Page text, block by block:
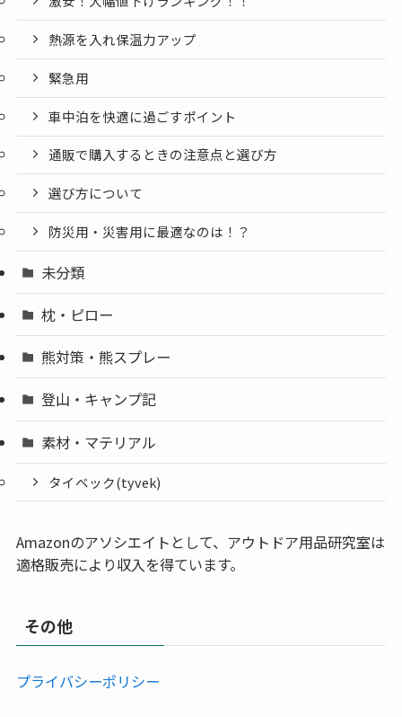
熱源を入れ保温力アップ
緊急用
車中泊を快適に過ごすポイント
通販で購入するときの注意点と選び方
選び方について
防災用・災害用に最適なのは！？
未分類
枕・ピロー
熊対策・熊スプレー
登山・キャンプ記
素材・マテリアル
タイベック(tyvek)
Amazonのアソシエイトとして、アウトドア用品研究室は
適格販売により収入を得ています。
その他
プライバシーポリシー